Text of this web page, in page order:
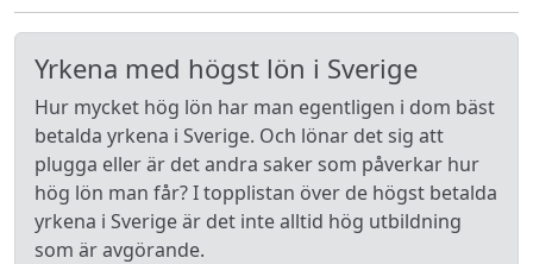
Yrkena med högst lön i Sverige
Hur mycket hög lön har man egentligen i dom bäst
betalda yrkena i Sverige. Och lönar det sig att
plugga eller är det andra saker som påverkar hur
hög lön man får? I topplistan över de högst betalda
yrkena i Sverige är det inte alltid hög utbildning
som är avgörande.